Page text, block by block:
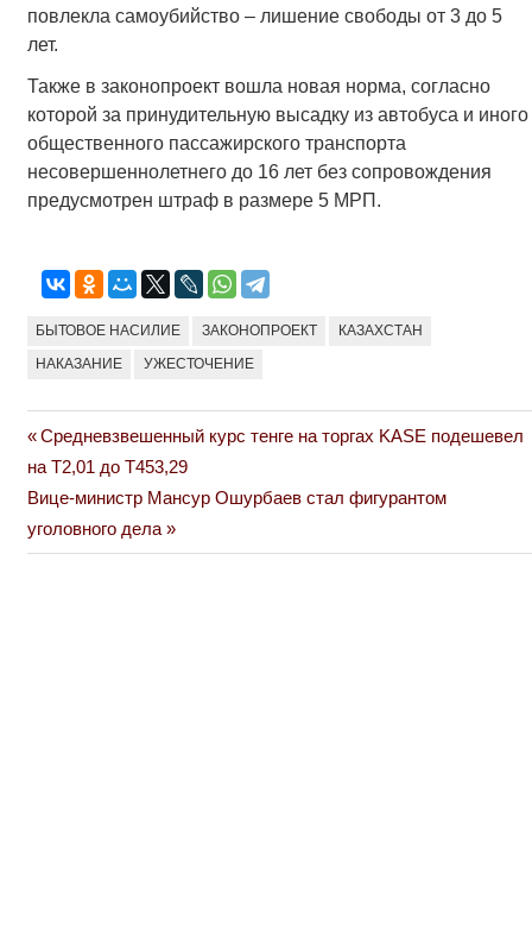
повлекла самоубийство – лишение свободы от 3 до 5
лет.
Также в законопроект вошла новая норма, согласно
которой за принудительную высадку из автобуса и иного
общественного пассажирского транспорта
несовершеннолетнего до 16 лет без сопровождения
предусмотрен штраф в размере 5 МРП.
БЫТОВОЕ НАСИЛИЕ ЗАКОНОПРОЕКТ КАЗАХСТАН
НАКАЗАНИЕ УЖЕСТОЧЕНИЕ
Навигация
по
записям
Previous
Post:
Средневзвешенный курс тенге на торгах KASE подешевел
на Т2,01 до Т453,29
Next
Post:
Вице-министр Мансур Ошурбаев стал фигурантом
уголовного дела